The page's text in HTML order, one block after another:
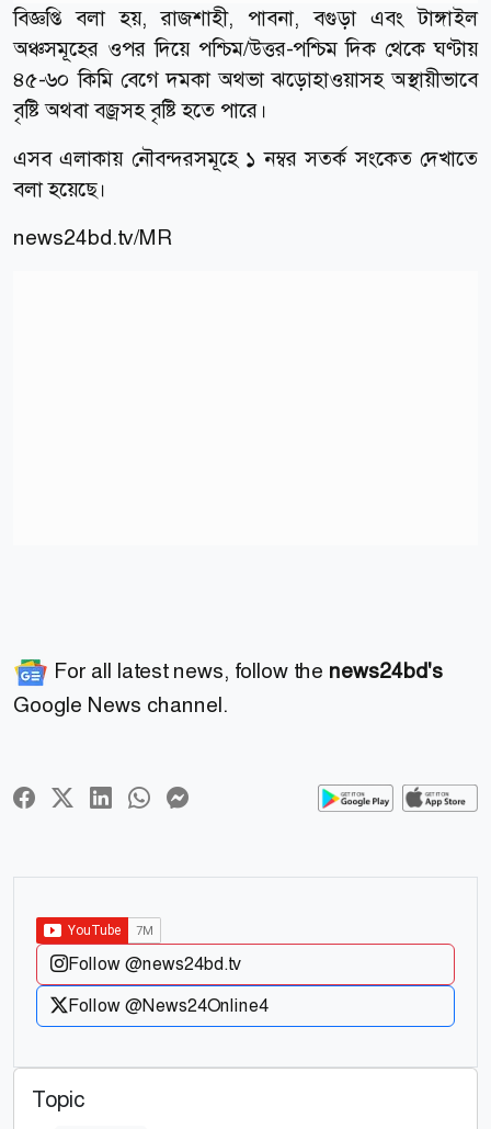
বিজ্ঞপ্তি বলা হয়, রাজশাহী, পাবনা, বগুড়া এবং টাঙ্গাইল
অঞ্চসমূহের ওপর দিয়ে পশ্চিম/উত্তর-পশ্চিম দিক থেকে ঘণ্টায়
৪৫-৬০ কিমি বেগে দমকা অথভা ঝড়োহাওয়াসহ অস্থায়ীভাবে
বৃষ্টি অথবা বজ্রসহ বৃষ্টি হতে পারে।
এসব এলাকায় নৌবন্দরসমূহে ১ নম্বর সতর্ক সংকেত দেখাতে
বলা হয়েছে।
news24bd.tv/MR
For all latest news, follow the news24bd's
Google News channel.
Follow @news24bd.tv
Follow @News24Online4
Topic